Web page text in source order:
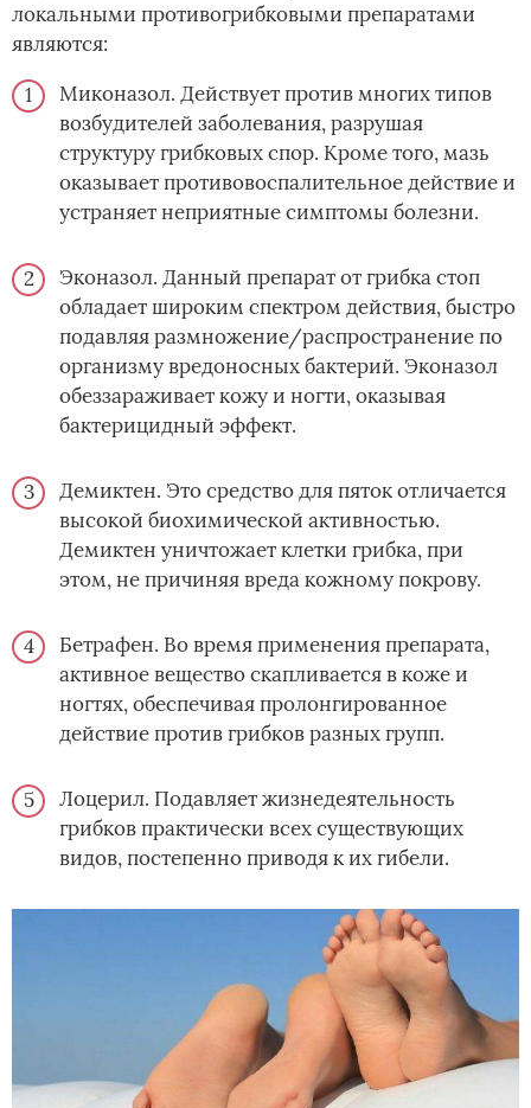
локальными противогрибковыми препаратами
являются:
Миконазол. Действует против многих типов
возбудителей заболевания, разрушая
структуру грибковых спор. Кроме того, мазь
оказывает противовоспалительное действие и
устраняет неприятные симптомы болезни.
Эконазол. Данный препарат от грибка стоп
обладает широким спектром действия, быстро
подавляя размножение/распространение по
организму вредоносных бактерий. Эконазол
обеззараживает кожу и ногти, оказывая
бактерицидный эффект.
Демиктен. Это средство для пяток отличается
высокой биохимической активностью.
Демиктен уничтожает клетки грибка, при
этом, не причиняя вреда кожному покрову.
Бетрафен. Во время применения препарата,
активное вещество скапливается в коже и
ногтях, обеспечивая пролонгированное
действие против грибков разных групп.
Лоцерил. Подавляет жизнедеятельность
грибков практически всех существующих
видов, постепенно приводя к их гибели.